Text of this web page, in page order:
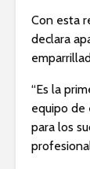
Con esta
declara
“Es la
equipo de
para los